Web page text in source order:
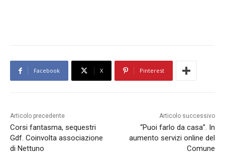
Facebook X Pinterest
Articolo precedente
Corsi fantasma, sequestri
Gdf. Coinvolta associazione
di Nettuno
Articolo successivo
“Puoi farlo da casa”. In
aumento servizi online del
Comune